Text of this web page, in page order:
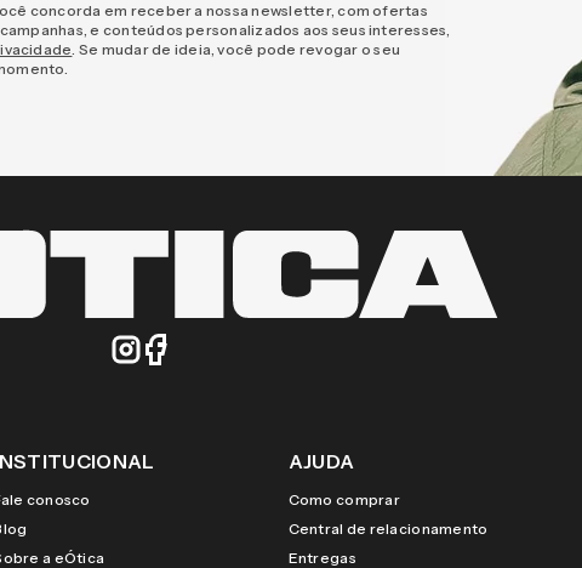
concorda em receber a nossa newsletter, com ofertas
e conteúdos personalizados aos seus interesses,
. Se mudar de ideia, você pode revogar o seu
conosco
a eÓtica
AJUDA
Como comprar
Central de relacionamento
Entregas